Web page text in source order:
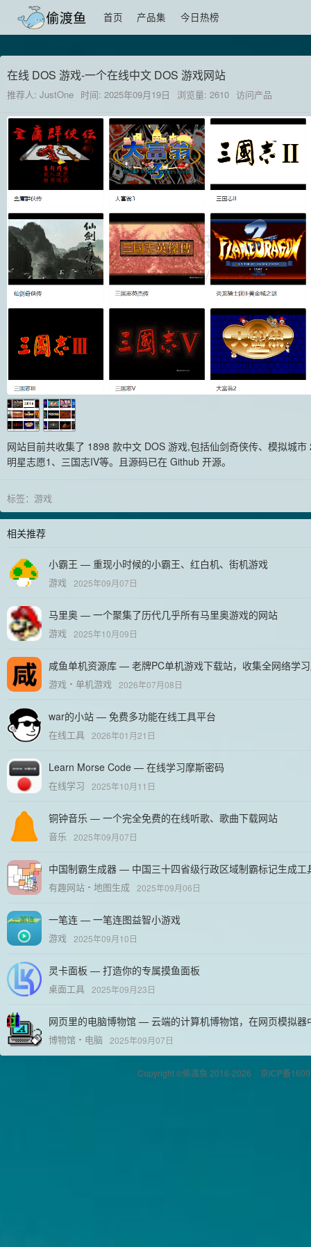
首页 产品集 今日热榜
在线 DOS 游戏-一个在线中文 DOS 游戏网站
推荐人: JustOne 时间: 2025年09月19日 浏览量: 2610 访问产品
网站目前共收集了 1898 款中文 DOS 游戏,包括仙剑奇侠传、模拟城
明星志愿1、三国志IV等。且源码已在 Github 开源。
标签： 游戏
相关推荐
小霸王 — 重现小时候的小霸王、红白机、街机游戏
游戏 2025年09月07日
马里奥 — 一个聚集了历代几乎所有马里奥游戏的网站
游戏 2025年10月09日
咸鱼单机资源库 — 老牌PC单机游戏下载站，收集全网络学
游戏 单机游戏 2026年07月08日
war的小站 — 免费多功能在线工具平台
在线工具 2026年01月21日
Learn Morse Code — 在线学习摩斯密码
在线学习 2025年10月11日
铜钟音乐 — 一个完全免费的在线听歌、歌曲下载网站
音乐 2025年09月07日
中国制霸生成器 — 中国三十四省级行政区域制霸标记生成工
有趣网站 地图生成 2025年09月06日
一笔连 — 一笔连图益智小游戏
游戏 2025年09月10日
灵卡面板 — 打造你的专属摸鱼面板
桌面工具 2025年09月23日
网页里的电脑博物馆 — 云端的计算机博物馆，在网页模拟器
博物馆 电脑 2025年09月07日
Copyright ©偷渡鱼 2016-2026 京ICP备